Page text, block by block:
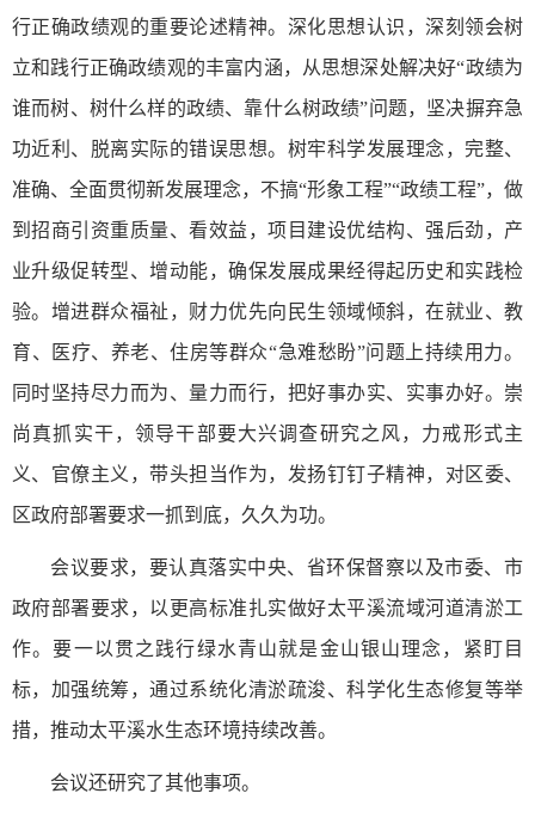
行正确政绩观的重要论述精神。深化思想认识，深刻领会树
立和践行正确政绩观的丰富内涵，从思想深处解决好“政绩为
谁而树、树什么样的政绩、靠什么树政绩”问题，坚决摒弃急
功近利、脱离实际的错误思想。树牢科学发展理念，完整、
准确、全面贯彻新发展理念，不搞“形象工程”“政绩工程”，做
到招商引资重质量、看效益，项目建设优结构、强后劲，产
业升级促转型、增动能，确保发展成果经得起历史和实践检
验。增进群众福祉，财力优先向民生领域倾斜，在就业、教
育、医疗、养老、住房等群众“急难愁盼”问题上持续用力。
同时坚持尽力而为、量力而行，把好事办实、实事办好。崇
尚真抓实干，领导干部要大兴调查研究之风，力戒形式主
义、官僚主义，带头担当作为，发扬钉钉子精神，对区委、
区政府部署要求一抓到底，久久为功。
会议要求，要认真落实中央、省环保督察以及市委、市
政府部署要求，以更高标准扎实做好太平溪流域河道清淤工
作。要一以贯之践行绿水青山就是金山银山理念，紧盯目
标，加强统筹，通过系统化清淤疏浚、科学化生态修复等举
措，推动太平溪水生态环境持续改善。
会议还研究了其他事项。